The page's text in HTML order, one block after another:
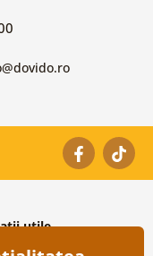
utile